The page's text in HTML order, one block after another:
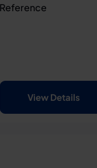
Reference
View Details